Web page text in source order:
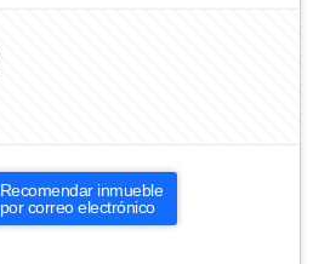
Recomendar inmueble
por correo electrónico